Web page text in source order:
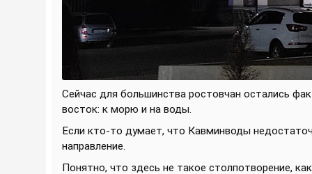
Сейчас для большинства ростовчан остались
восток: к морю и на воды.
Если кто-то думает, что Кавминводы
направление.
Понятно, что здесь не такое столпотворение,